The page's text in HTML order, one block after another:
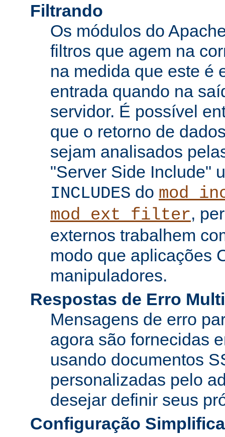
Filtrando
Os módulos do
filtros que agem na
na medida que este é
entrada quando na
servidor. É possível
que o retorno de
sejam analisados
"Server Side Include"
INCLUDES do
mod_ext_filter,
externos trabalhem
modo que aplicações
manipuladores.
Respostas de Erro
Mensagens de erro
agora são fornecidas
usando documentos
personalizadas pelo
desejar definir seus
Configuração